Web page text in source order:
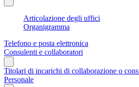
Articolazione degli uffici
Organigramma
Telefono e posta elettronica
Consulenti e collaboratori
Titolari di incarichi di collaborazione o
Personale